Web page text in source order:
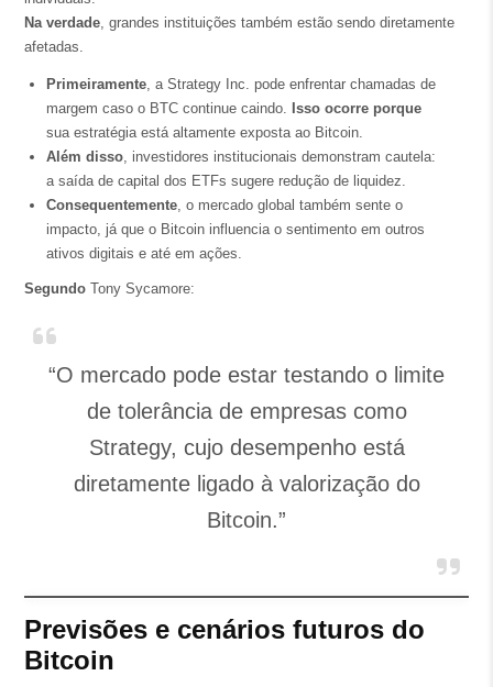
Na verdade, grandes instituições também estão sendo diretamente
afetadas.
Primeiramente, a Strategy Inc. pode enfrentar chamadas de
margem caso o BTC continue caindo. Isso ocorre porque
sua estratégia está altamente exposta ao Bitcoin.
Além disso, investidores institucionais demonstram cautela:
a saída de capital dos ETFs sugere redução de liquidez.
Consequentemente, o mercado global também sente o
impacto, já que o Bitcoin influencia o sentimento em outros
ativos digitais e até em ações.
SegundoTony Sycamore:
“O mercado pode estar testando o limite
de tolerância de empresas como
Strategy, cujo desempenho está
diretamente ligado à valorização do
Bitcoin.”
Previsões e cenários futuros do
Bitcoin